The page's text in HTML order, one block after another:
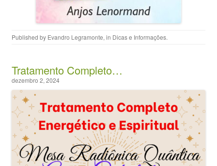
Published by Evandro Legramonte, in Dicas e Informações.
Tratamento Completo…
dezembro 2, 2024